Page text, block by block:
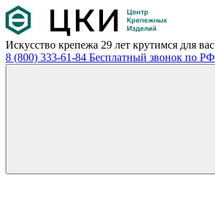
Искусство крепежа 29 лет крутимся для вас
8 (800) 333-61-84 Бесплатный звонок по РФ